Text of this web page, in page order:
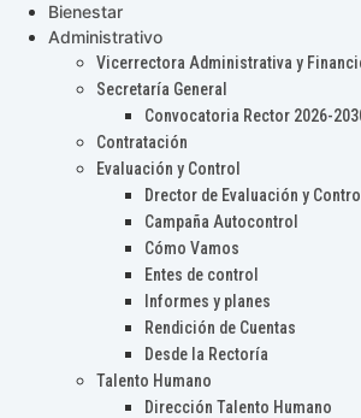
Bienestar
Administrativo
Vicerrectora Administrativa y
Secretaría General
Convocatoria Rector 2026-
Contratación
Evaluación y Control
Drector de Evaluación y Control
Campaña Autocontrol
Cómo Vamos
Entes de control
Informes y planes
Rendición de Cuentas
Desde la Rectoría
Talento Humano
Dirección Talento Humano